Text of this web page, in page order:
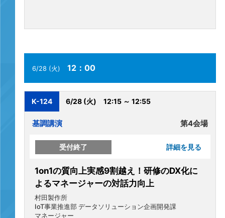
6/28 (火) 12：00
K-124 6/28 (火) 12:15 ～ 12:55
基調講演 第4会場
受付終了 詳細を見る
1on1の質向上実感9割越え！研修のDX化に
よるマネージャーの対話力向上
村田製作所
IoT事業推進部 データソリューション企画開発課
マネージャー